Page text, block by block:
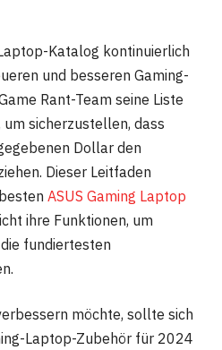
Katalog kontinuierlich
und besseren Gaming-
Rant-Team seine Liste
sicherzustellen, dass
Dollar den
Dieser Leitfaden
ASUS Gaming Laptop
ihre Funktionen, um
fundiertesten
möchte, sollte sich
Laptop-Zubehör für 2024